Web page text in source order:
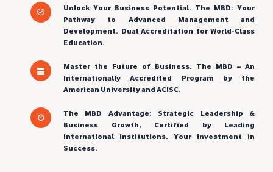
Unlock Your Business Potential. The MBD: Your
Pathway to Advanced Management and
Development. Dual Accreditation for World-Class
Education.
Master the Future of Business. The MBD – An
Internationally Accredited Program by the
American University and ACISC.
The MBD Advantage: Strategic Leadership &
Business Growth, Certified by Leading
International Institutions. Your Investment in
Success.